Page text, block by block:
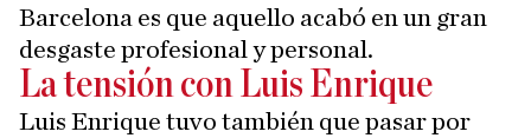
Barcelona es que aquello acabó en un gran
desgaste profesional y personal.
La tensión con Luis Enrique
Luis Enrique tuvo también que pasar por